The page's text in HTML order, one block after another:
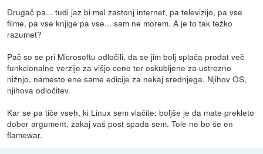
Drugač pa... tudi jaz bi mel zastonj internet, pa televizijo, pa vse
filme, pa vse knjige pa vse... sam ne morem. A je to tak težko
razumet?
Pač so se pri Microsoftu odločili, da se jim bolj splača prodat več
funkcionalne verzije za višjo ceno ter oskubljene za ustrezno
nižnjo, namesto ene same edicije za nekaj srednjega. Njihov OS,
njihova odločitev.
Kar se pa tiče vseh, ki Linux sem vlačite: boljše je da mate prekleto
dober argument, zakaj vaš post spada sem. Tole ne bo še en
flamewar.